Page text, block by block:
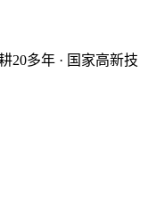
20多年 · 国家高新技